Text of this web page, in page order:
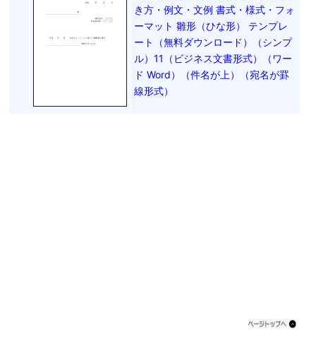
き方・例文・文例 書式・様式・フォ
ーマット 雛形（ひな形） テンプレ
ート（無料ダウンロード）（シンプ
ル）11（ビジネス文書形式）（ワー
ド Word）（件名が上）（宛名が罫
線形式）